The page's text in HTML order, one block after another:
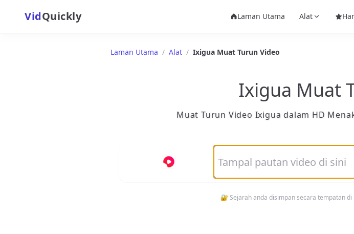
VidQuickly Laman Utama Alat
Laman Utama / Alat / Ixigua Muat Turun Video
Ixigua Muat
Muat Turun Video Ixigua dalam HD
🔐 Sejarah anda disimpan secara tempatan